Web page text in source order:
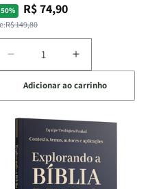
R$ 149,80
R$ 74,90
Diminuir
a
quantidade
de
Bíblia
o
Estudo
da
Aumentar
a
quantidade
de
Bíblia
para
o
Estudo
Adicionar ao carrinho